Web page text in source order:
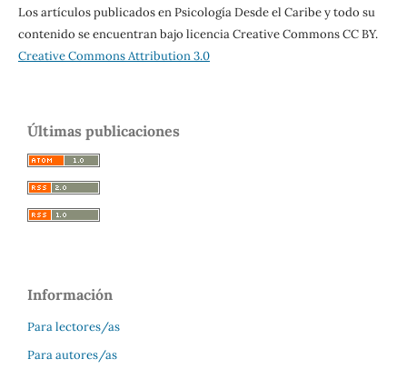
Los artículos publicados en Psicología Desde el Caribe y todo su
contenido se encuentran bajo licencia Creative Commons CC BY.
Creative Commons Attribution 3.0
Últimas publicaciones
Información
Para lectores/as
Para autores/as